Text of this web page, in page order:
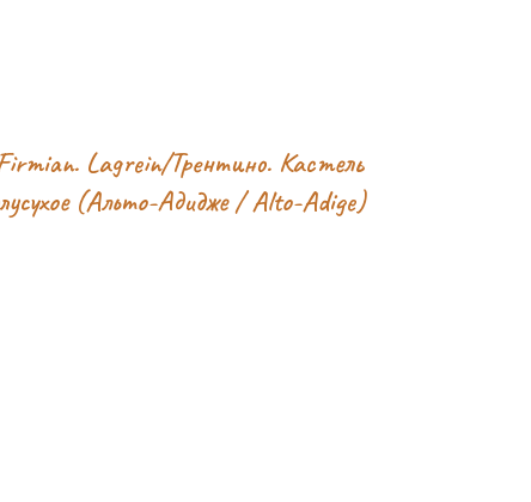
Lagrein/Трентино. Кастель
(Aльто-Адидже / Alto-Adige)